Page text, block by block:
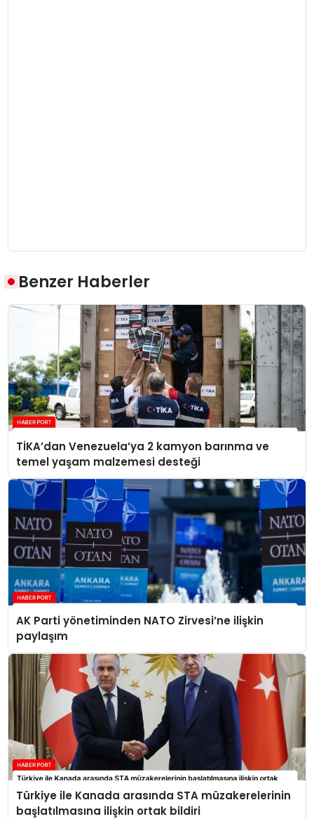
Benzer Haberler
TİKA’dan Venezuela’ya 2 kamyon barınma ve
temel yaşam malzemesi desteği
AK Parti yönetiminden NATO Zirvesi’ne ilişkin
paylaşım
Türkiye ile Kanada arasında STA müzakerelerinin
başlatılmasına ilişkin ortak bildiri